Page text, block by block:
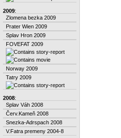
2009:
Zlomena bezka 2009
Prater Wien 2009
Splav Hron 2009
FOVEFAT 2009
Norway 2009
Tatry 2009
2008:
Splav Váh 2008
Červ.Kameň 2008
Snezka-Adrspach 2008
V.Fatra premeny 2004-8